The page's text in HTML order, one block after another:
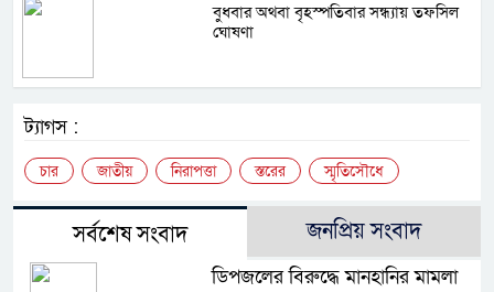
বুধবার অথবা বৃহস্পতিবার সন্ধ্যায় তফসিল
ঘোষণা
ট্যাগস :
চার জাতীয় নিরাপত্তা স্তরের স্মৃতিসৌধে
সর্বশেষ সংবাদ জনপ্রিয় সংবাদ
ডিপজলের বিরুদ্ধে মানহানির মামলা